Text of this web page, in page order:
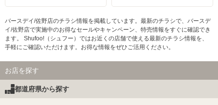
バースデイ/佐野店のチラシ情報を掲載しています。最新のチラシで、バースデ
イ/佐野店で実施中のお得なセールやキャンペーン、特売情報をすぐに確認でき
ます。 Shufoo!（シュフー）ではお近くの店舗で使える最新のチラシ情報を、
手軽にご確認いただけます。お得な情報をぜひご活用ください。
お店を探す
都道府県から探す